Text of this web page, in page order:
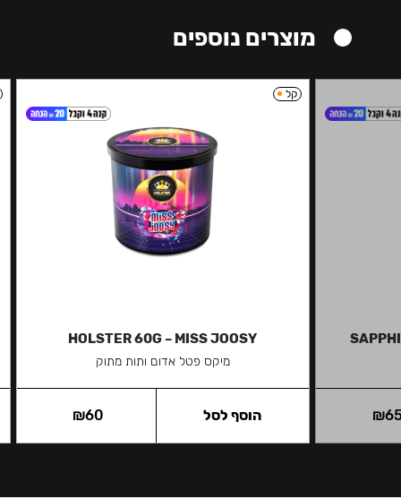
מוצרים נוספים
₪
קל
HOLSTER 60G – MISS JOOSY
מיקס פטל אדום ותות מתוק
₪60 הוסף לסל